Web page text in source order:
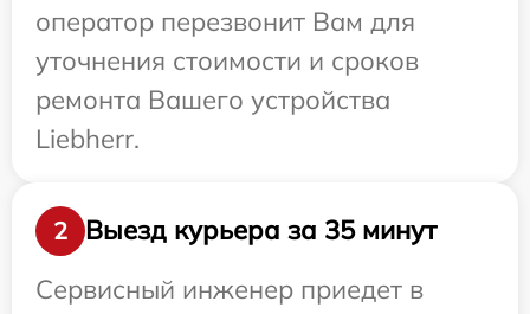
оператор перезвонит Вам для
уточнения стоимости и сроков
ремонта Вашего устройства
Liebherr.
2
Выезд курьера за 35 минут
Сервисный инженер приедет в